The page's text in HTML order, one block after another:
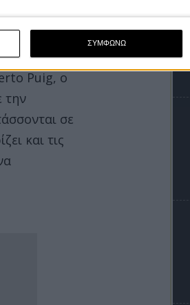
ΣΥΜΦΩΝΩ
Puig, ο
την
σε
και τις